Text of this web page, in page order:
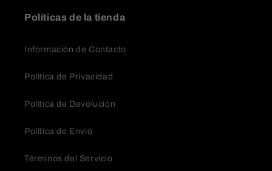
Políticas de la tienda
Información de Contacto
Política de Privacidad
Política de Devolución
Política de Envió
Términos del Servicio